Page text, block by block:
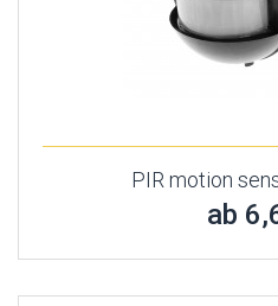
PIR motion
ab